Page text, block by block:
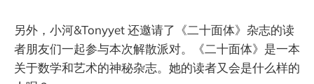
另外，小河&Tonyyet 还邀请了《二十面体》杂志的读
者朋友们一起参与本次解散派对。《二十面体》是一本
关于数学和艺术的神秘杂志。她的读者又会是什么样的